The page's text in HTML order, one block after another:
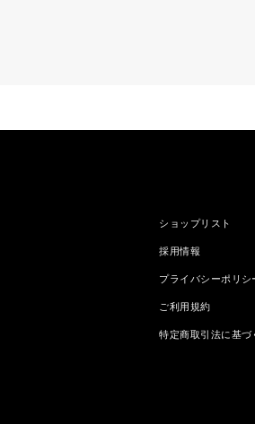
ショップリスト
採用情報
プライバシーポリシ
ご利用規約
特定商取引法に基づ